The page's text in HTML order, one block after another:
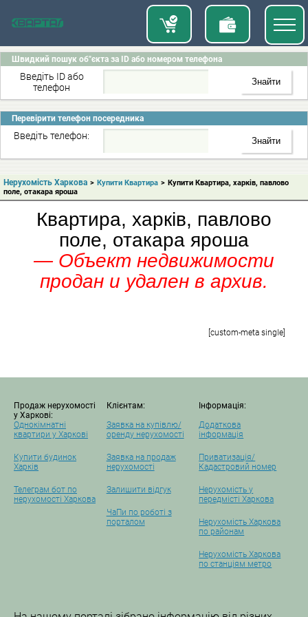
Швидкий пошук об"єкта за ID або номером телефона
Введіть ID або
телефон
Перевірити телефон посередника
Введіть телефон:
Нерухомість Харкова > Купити Квартира > Купити Квартира, харків, павлово
поле, отакара яроша
Квартира, харків, павлово
поле, отакара яроша
— Объект недвижимости
продан и удален в архив.
[custom-meta single]
Продаж нерухомості
у Харкові:
Однокімнатні
квартири у Харкові
Купити будинок
Харків
Телеграм бот по
нерухомості Харкова
Клієнтам:
Заявка на купівлю/
оренду нерухомості
Заявка на продаж
нерухомості
Залишити відгук
ЧаПи по роботі з
порталом
Інформація:
Додаткова
інформація
Приватизація/
Кадастровий номер
Нерухомість у
передмісті Харкова
Нерухомість Харкова
по районам
Нерухомість Харкова
по станціям метро